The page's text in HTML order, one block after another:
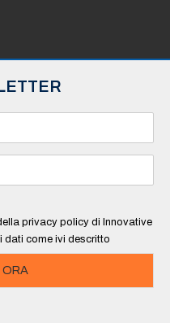
privacy policy di Innovative
dati come ivi descritto
ORA